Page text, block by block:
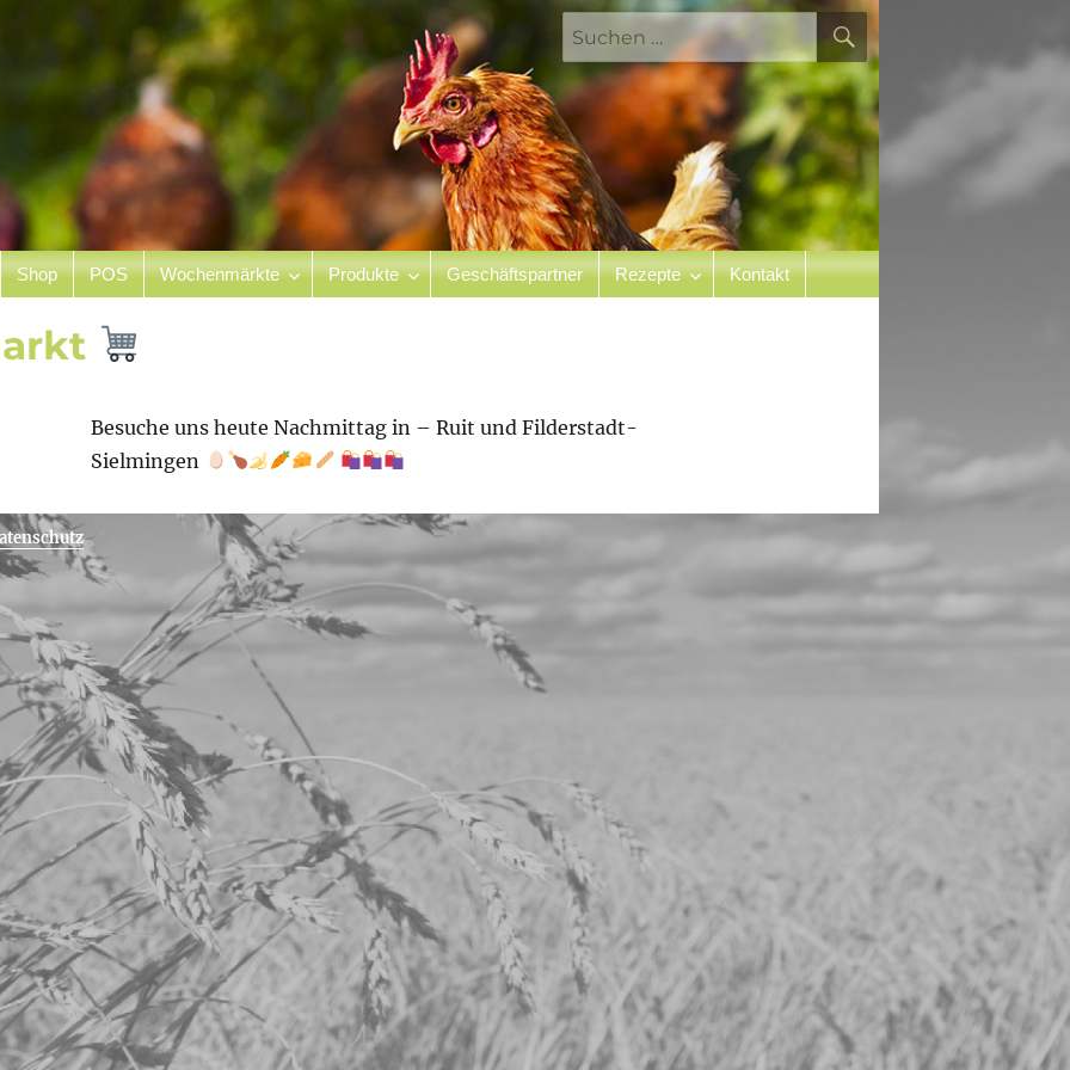
Suchen
nach:
SUCHEN
Shop POS Wochenmärkte Produkte Geschäftspartner Rezepte Kontakt
Besuche uns heute Nachmittag in – Ruit und Filderstadt-
Sielmingen